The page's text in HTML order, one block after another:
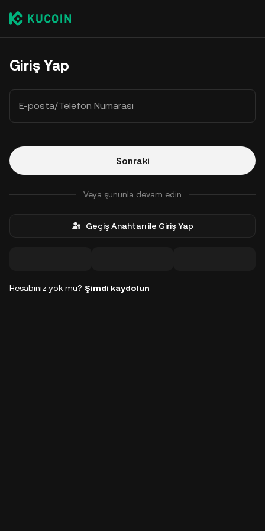
Giriş Yap
E-posta/Telefon Numarası
Sonraki
Veya şununla devam edin
Geçiş Anahtarı ile Giriş Yap
Hesabınız yok mu? Şimdi kaydolun